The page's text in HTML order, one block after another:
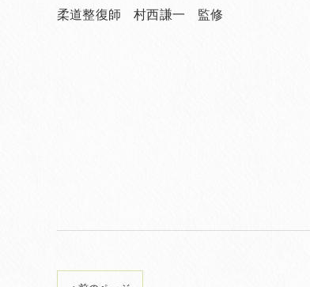
柔道整復師 村西謙一 監修